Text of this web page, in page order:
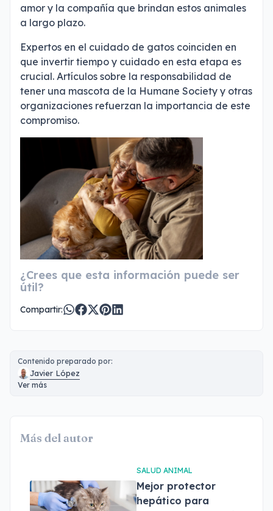
amor y la compañía que brindan estos animales
a largo plazo.
Expertos en el cuidado de gatos coinciden en
que invertir tiempo y cuidado en esta etapa es
crucial. Artículos sobre la responsabilidad de
tener una mascota de la Humane Society y otras
organizaciones refuerzan la importancia de este
compromiso.
¿Crees que esta información puede ser
útil?
Compartir:
Contenido preparado por:
Javier López
Ver más
Más del autor
SALUD ANIMAL
Mejor protector
hepático para